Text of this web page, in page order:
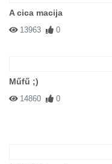
A cica macija
13963 0
Műfű ;)
14860 0